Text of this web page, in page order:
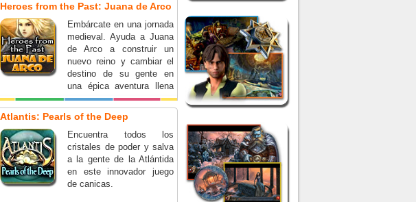
Heroes from the Past: Juana de Arco
Embárcate en una jornada
medieval. Ayuda a Juana
de Arco a construir un
nuevo reino y cambiar el
destino de su gente en
una épica aventura llena
de honor y valentía.
Atlantis: Pearls of the Deep
Encuentra todos los
cristales de poder y salva
a la gente de la Atlántida
en este innovador juego
de canicas.